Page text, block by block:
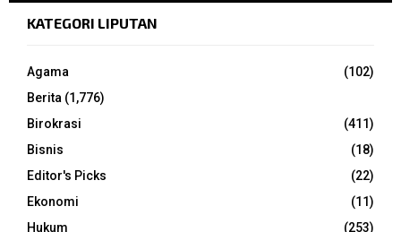
KATEGORI LIPUTAN
Agama
(102)
Berita (1,776)
Birokrasi
(411)
Bisnis
(18)
Editor's Picks
(22)
Ekonomi
(11)
Hukum
(253)